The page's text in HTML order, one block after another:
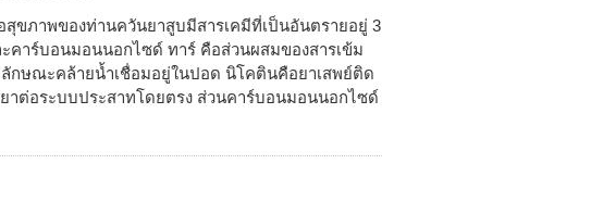
สุขภาพของท่านควันยาสูบมีสารเคมีที่เป็นอันตรายอยู่ 3
าร์บอนมอนนอกไซด์ ทาร์ คือส่วนผสมของสารเข้ม
กษณะคล้ายน้ำเชื่อมอยู่ในปอด นิโคตินคือยาเสพย์ติด
ต่อระบบประสาทโดยตรง ส่วนคาร์บอนมอนนอกไซด์